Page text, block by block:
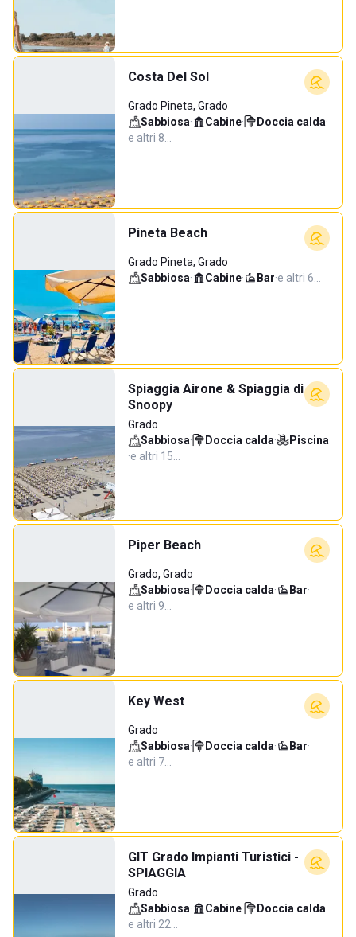
Costa Del Sol
Grado Pineta, Grado
Sabbiosa· Cabine· Doccia calda·
e altri 8…
Pineta Beach
Grado Pineta, Grado
Sabbiosa· Cabine· Bar·e altri 6…
Spiaggia Airone & Spiaggia di
Snoopy
Grado
Sabbiosa· Doccia calda·
Piscina
·e altri 15…
Piper Beach
Grado, Grado
Sabbiosa· Doccia calda· Bar·
e altri 9…
Key West
Grado
Sabbiosa· Doccia calda· Bar·
e altri 7…
GIT Grado Impianti Turistici -
SPIAGGIA
Grado
Sabbiosa· Cabine· Doccia calda·
e altri 22…